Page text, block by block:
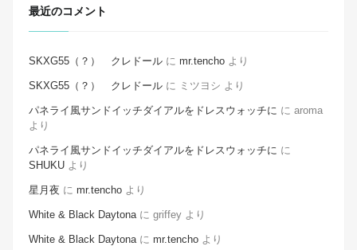
最近のコメント
SKXG55（？） クレドール に mr.tencho より
SKXG55（？） クレドール に ミツヨシ より
パネライ風サンドイッチダイアルをドレスウォッチに に aroma
より
パネライ風サンドイッチダイアルをドレスウォッチに に
SHUKU より
星月夜 に mr.tencho より
White & Black Daytona に griffey より
White & Black Daytona に mr.tencho より